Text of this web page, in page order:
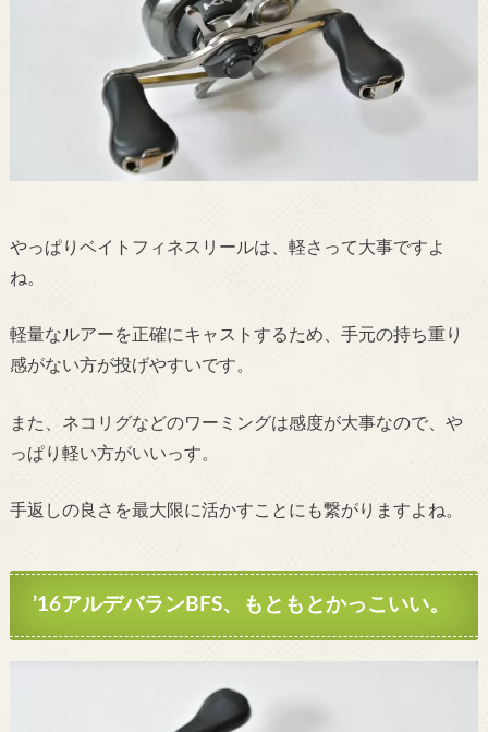
やっぱりベイトフィネスリールは、軽さって大事ですよ
ね。
軽量なルアーを正確にキャストするため、手元の持ち重り
感がない方が投げやすいです。
また、ネコリグなどのワーミングは感度が大事なので、や
っぱり軽い方がいいっす。
手返しの良さを最大限に活かすことにも繋がりますよね。
’16アルデバランBFS、 もともとかっこいい。